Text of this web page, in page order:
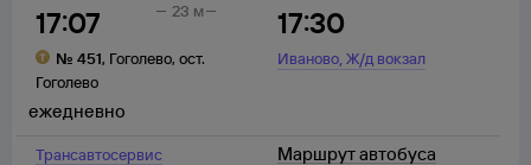
17:07
№ 451, Гоголево, ост.
Гоголево
17:30
Иваново,Ж/д вокзал
23 м
Трансавтосервис
ежедневно
Маршрут автобуса